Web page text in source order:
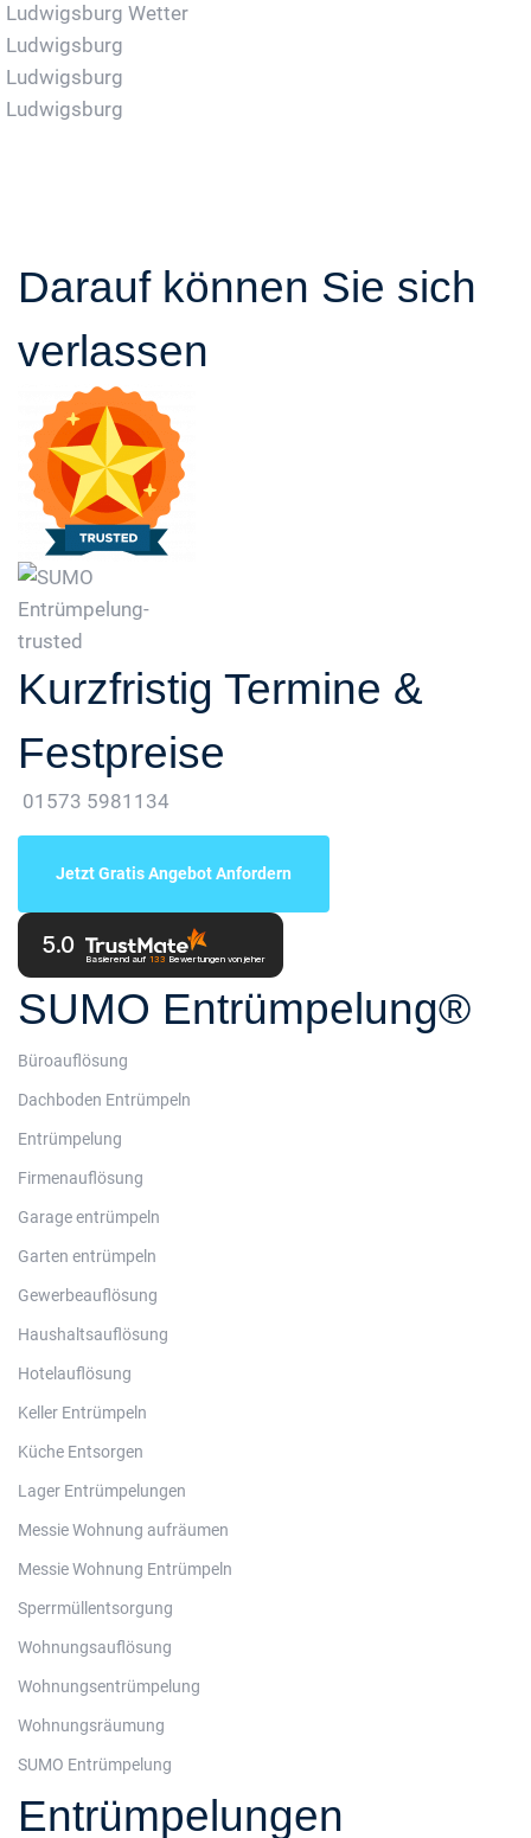
Ludwigsburg Wetter
Ludwigsburg
Ludwigsburg
Ludwigsburg
Darauf können Sie sich
verlassen
Kurzfristig Termine &
Festpreise
01573 5981134
Jetzt Gratis Angebot Anfordern
5.0
Basierend auf 133 Bewertungen von jeher
SUMO Entrümpelung®
Büroauflösung
Dachboden Entrümpeln
Entrümpelung
Firmenauflösung
Garage entrümpeln
Garten entrümpeln
Gewerbeauflösung
Haushaltsauflösung
Hotelauflösung
Keller Entrümpeln
Küche Entsorgen
Lager Entrümpelungen
Messie Wohnung aufräumen
Messie Wohnung Entrümpeln
Sperrmüllentsorgung
Wohnungsauflösung
Wohnungsentrümpelung
Wohnungsräumung
SUMO Entrümpelung
Entrümpelungen